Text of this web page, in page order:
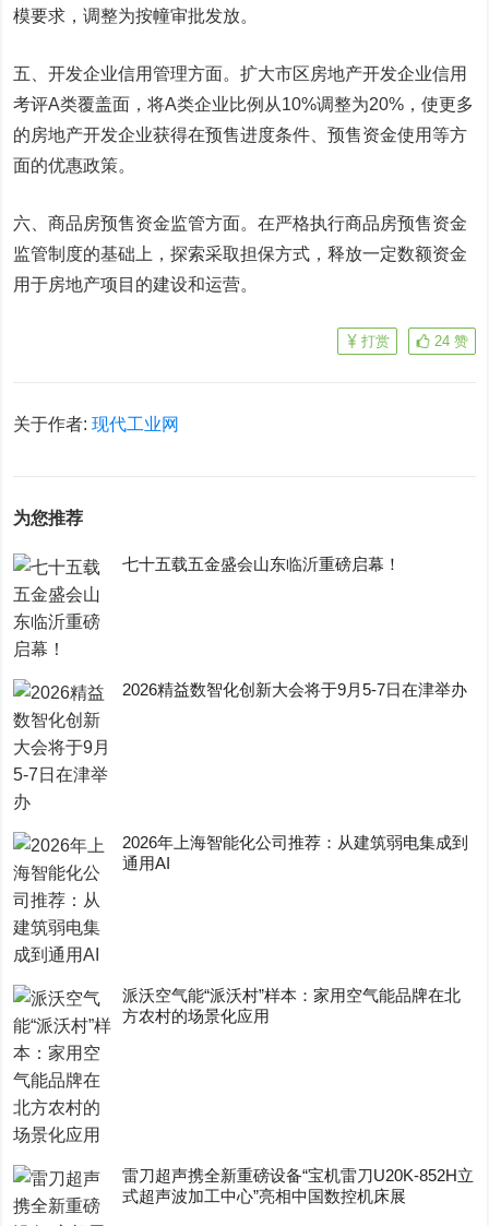
模要求，调整为按幢审批发放。
五、开发企业信用管理方面。扩大市区房地产开发企业信用
考评A类覆盖面，将A类企业比例从10%调整为20%，使更多
的房地产开发企业获得在预售进度条件、预售资金使用等方
面的优惠政策。
六、商品房预售资金监管方面。在严格执行商品房预售资金
监管制度的基础上，探索采取担保方式，释放一定数额资金
用于房地产项目的建设和运营。
24 赞
打赏
关于作者:现代工业网
为您推荐
七十五载五金盛会山东临沂重磅启幕！
2026精益数智化创新大会将于9月5-7日在津举办
2026年上海智能化公司推荐：从建筑弱电集成到
通用AI
派沃空气能“派沃村”样本：家用空气能品牌在北
方农村的场景化应用
雷刀超声携全新重磅设备“宝机雷刀U20K-852H立
式超声波加工中心”亮相中国数控机床展